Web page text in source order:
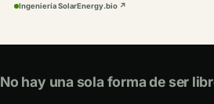
Ingeniería SolarEnergy.bio ↗
No hay una sola forma de ser